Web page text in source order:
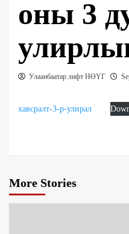
оны 3
Улаанбаатар лифт НӨҮГ
хавсралт-3-р-улирал
More Stories